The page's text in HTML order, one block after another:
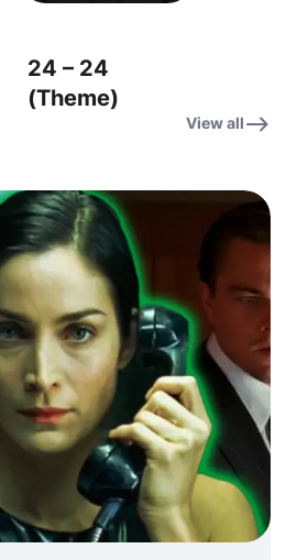
24 – 24
(Theme)
Series
Soundtrack) –
24 (테마) (오리
지널 TV 시리즈
사운드트랙)
View all